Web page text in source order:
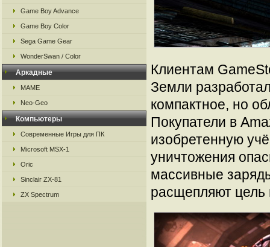
Game Boy Advance
Game Boy Color
Sega Game Gear
WonderSwan / Color
Аркадные
MAME
Neo-Geo
Компьютеры
Современные Игры для ПК
Microsoft MSX-1
Oric
Sinclair ZX-81
ZX Spectrum
Клиентам
Земли
компактное, но
Покупатели в
изобретенную
уничтожения
массивные
расщепляют цель